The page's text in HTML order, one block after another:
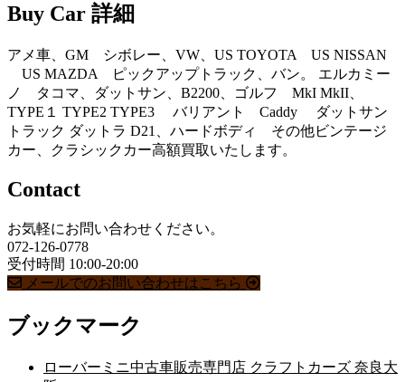
Buy Car 詳細
アメ車、GM シボレー、VW、US TOYOTA US NISSAN
US MAZDA ピックアップトラック、バン。 エルカミー
ノ タコマ、ダットサン、B2200、ゴルフ MkI MkII、
TYPE１ TYPE2 TYPE3 バリアント Caddy ダットサン
トラック ダットラ D21、ハードボディ その他ビンテージ
カー、クラシックカー高額買取いたします。
Contact
お気軽にお問い合わせください。
072-126-0778
受付時間 10:00-20:00
メールでのお問い合わせはこちら
ブックマーク
ローバーミニ中古車販売専門店 クラフトカーズ 奈良大